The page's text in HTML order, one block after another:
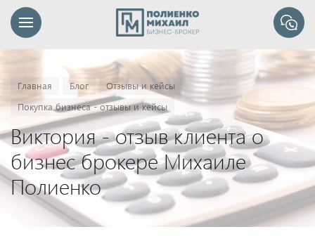
Главная Блог
Отзывы и кейсы
Покупка бизнеса - отзывы и кейсы
Виктория - отзыв клиента о
бизнес брокере Михаиле
Полиенко